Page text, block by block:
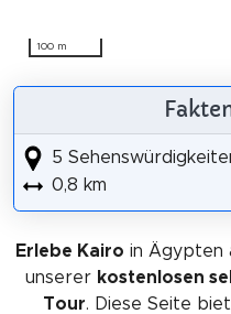
100 m
5
0,8 km
Erlebe Kairo in Ägypten
unserer kostenlosen
Tour. Diese Seite